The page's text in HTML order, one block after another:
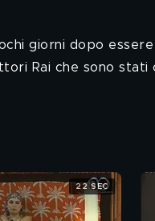
giorni dopo
Rai che sono stati
22 SEC